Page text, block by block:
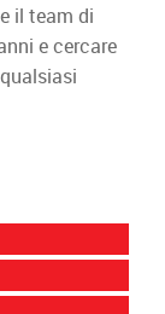
il team di
e cercare